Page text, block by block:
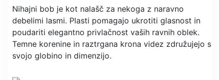
Nihajni bob je kot nalašč za nekoga z naravno
debelimi lasmi. Plasti pomagajo ukrotiti glasnost in
poudariti elegantno privlačnost vaših ravnih oblek.
Temne korenine in raztrgana krona videz združujejo s
svojo globino in dimenzijo.